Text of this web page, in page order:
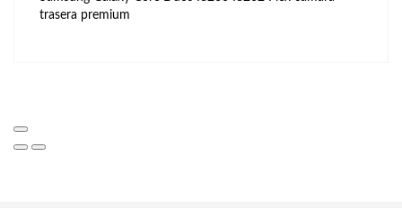
trasera premium